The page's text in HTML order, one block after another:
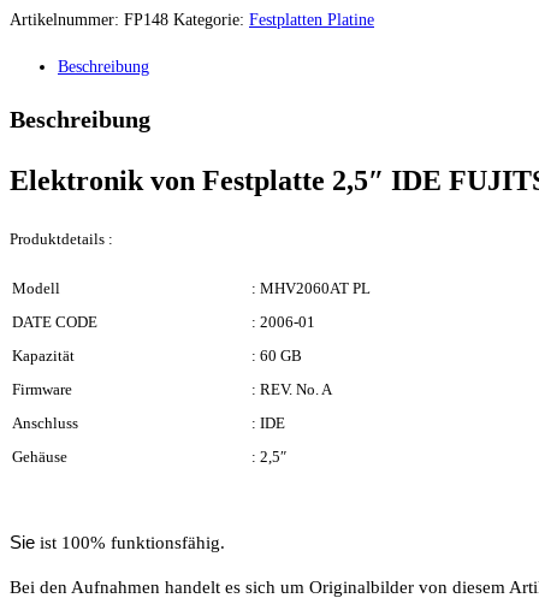
Artikelnummer: FP148 Kategorie: Festplatten Platine
Beschreibung
Beschreibung
Elektronik von Festplatte 2,5″ IDE
Produktdetails :
Modell
: MHV2060AT PL
DATE CODE
: 2006-01
Kapazität
: 60 GB
Firmware
: REV. No. A
Anschluss
: IDE
Gehäuse
: 2,5″
Sie ist 100% funktionsfähig.
Bei den Aufnahmen handelt es sich um Originalbilder von diesem